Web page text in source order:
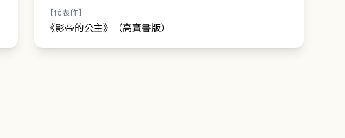
【代表作】
《影帝的公主》（高寶書版）